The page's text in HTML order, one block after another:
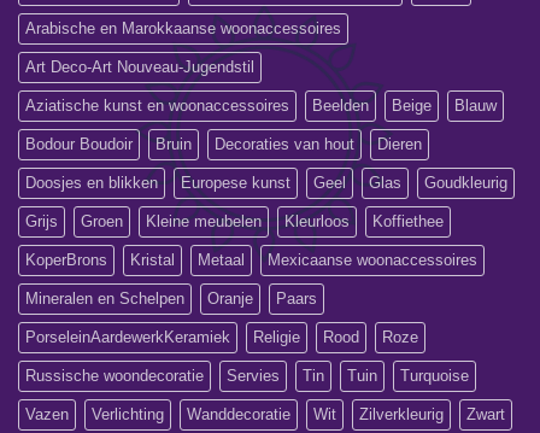
Arabische en Marokkaanse woonaccessoires
Art Deco-Art Nouveau-Jugendstil
Aziatische kunst en woonaccessoires Beelden Beige Blauw
Bodour Boudoir Bruin Decoraties van hout Dieren
Doosjes en blikken Europese kunst Geel Glas Goudkleurig
Grijs Groen Kleine meubelen Kleurloos Koffiethee
KoperBrons Kristal Metaal Mexicaanse woonaccessoires
Mineralen en Schelpen Oranje Paars
PorseleinAardewerkKeramiek Religie Rood Roze
Russische woondecoratie Servies Tin Tuin Turquoise
Vazen Verlichting Wanddecoratie Wit Zilverkleurig Zwart